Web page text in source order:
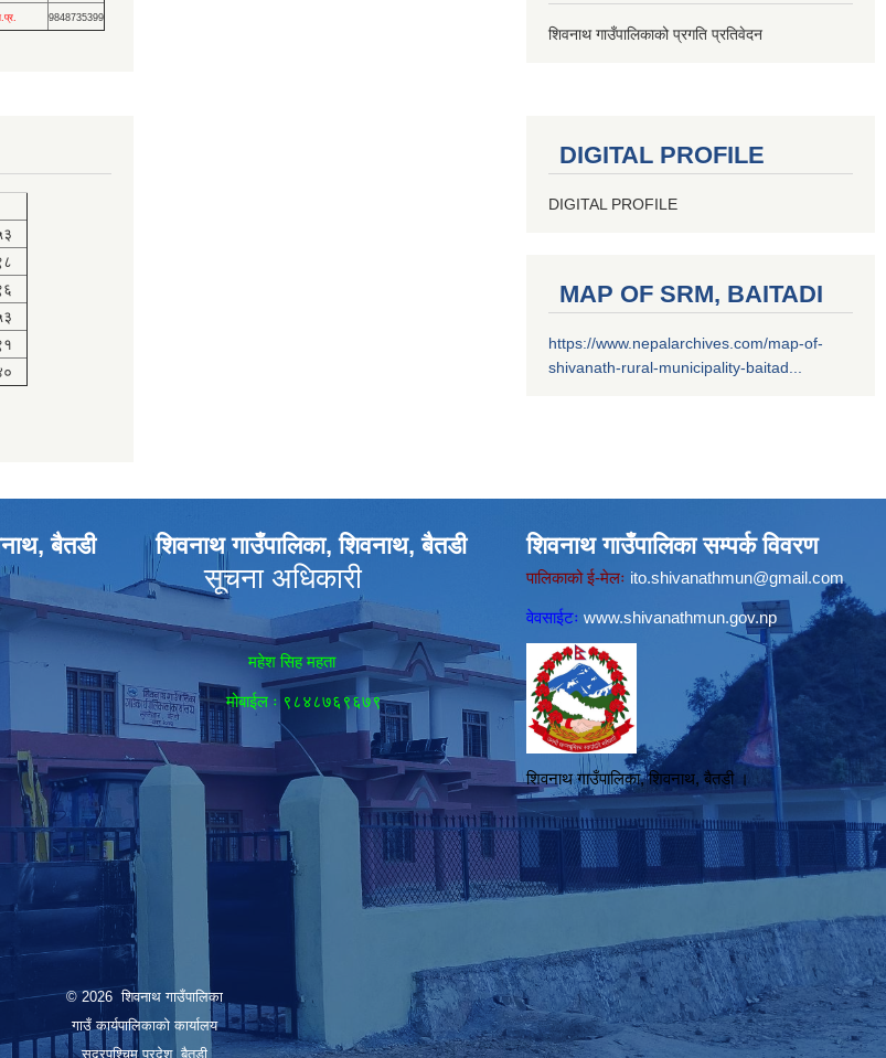
9848735399
शिवनाथ गाउँपालिकाको प्रगति प्रतिवेदन
DIGITAL PROFILE
DIGITAL PROFILE
MAP OF SRM, BAITADI
https://www.nepalarchives.com/map-of-
shivanath-rural-municipality-baitad...
बैतडी शिवनाथ गाउँपालिका, शिवनाथ, बैतडी
सूचना अधिकारी
महेश सिह महता
मोबाईल ः ९८४८७६९६७९
शिवनाथ गाउँपालिका सम्पर्क विवरण
पालिकाको ई-मेलः ito.shivanathmun@gmail.com
वेवसाईटः www.shivanathmun.gov.np
शिवनाथ गाउँपालिका, शिवनाथ, बैतडी ।
© 2026 शिवनाथ गाउँपालिका
गाउँ कार्यपालिकाकाे कार्यालय
सुदुरपश्चिम प्रदेश, बैतडी